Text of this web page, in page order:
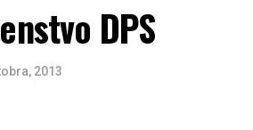
DPS
2013